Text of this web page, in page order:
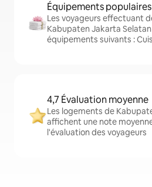
Équipements
Les voyageurs effectuant
Kabupaten Jakarta
équipements suivants :
4,7 Évaluation moyenne
Les logements de
affichent une note
l'évaluation des voyageurs